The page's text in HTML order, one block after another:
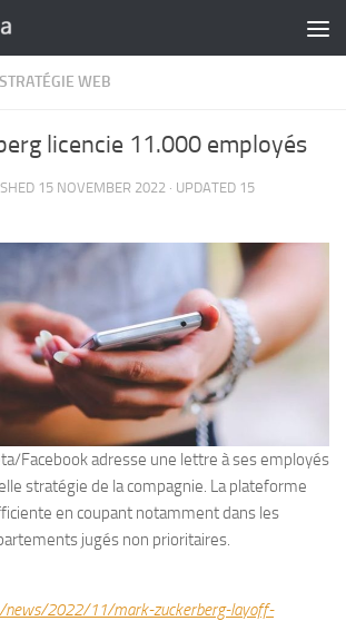
STRATÉGIE WEB
licencie 11.000 employés
15 NOVEMBER 2022 · UPDATED 15
Facebook adresse une lettre à ses employés
stratégie de la compagnie. La plateforme
en coupant notamment dans les
jugés non prioritaires.
news/2022/11/mark-zuckerberg-layoff-